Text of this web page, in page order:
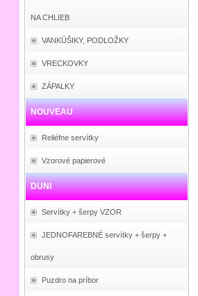
NA CHLIEB
VANKÚŠIKY, PODLOŽKY
VRECKOVKY
ZÁPALKY
NOUVEAU
Reliéfne servítky
Vzorové papierové
DUNI
Servítky + šerpy VZOR
JEDNOFAREBNÉ servítky + šerpy +
obrusy
Puzdro na príbor